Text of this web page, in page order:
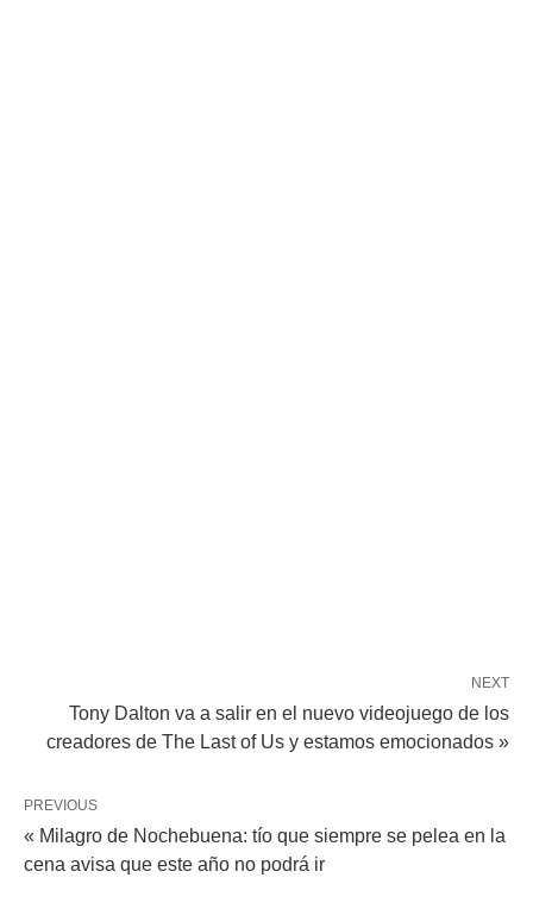
NEXT
Tony Dalton va a salir en el nuevo videojuego de los
creadores de The Last of Us y estamos emocionados »
PREVIOUS
« Milagro de Nochebuena: tío que siempre se pelea en la
cena avisa que este año no podrá ir